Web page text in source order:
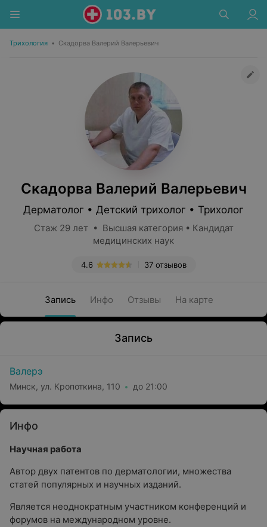
Трихология • Скадорва Валерий Валерьевич
Скадорва Валерий Валерьевич
Дерматолог • Детский трихолог • Трихолог
Стаж 29 лет • Высшая категория • Кандидат
медицинских наук
37 отзывов
4.6
Запись Инфо Отзывы На карте
Запись
Валерэ
Минск, ул. Кропоткина, 110 до 21:00
Инфо
Научная работа
Автор двух патентов по дерматологии, множества
статей популярных и научных изданий.
Является неоднократным участником конференций и
форумов на международном уровне.